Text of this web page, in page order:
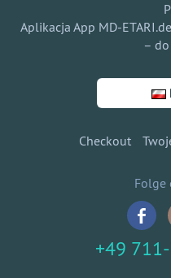
Aplikacja App MD-
–
Checkout
Folge
+49